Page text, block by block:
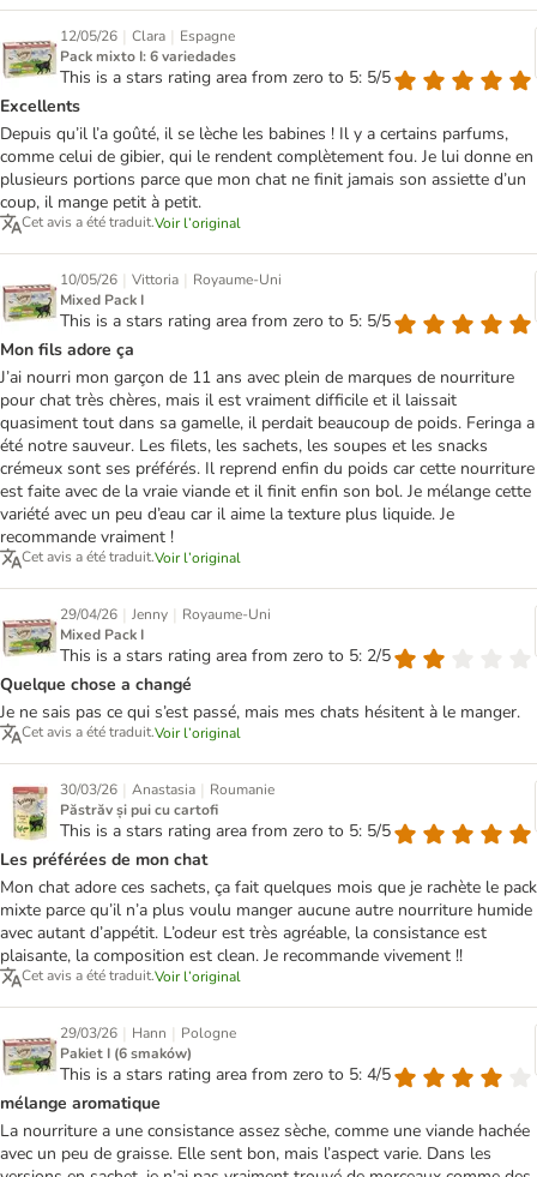
12/05/26 | Clara | Espagne
Pack mixto I: 6 variedades
This is a stars rating area from zero to 5: 5/5
Excellents
Depuis qu’il l’a goûté, il se lèche les babines ! Il y a certains parfums,
comme celui de gibier, qui le rendent complètement fou. Je lui donne en
plusieurs portions parce que mon chat ne finit jamais son assiette d’un
coup, il mange petit à petit.
Cet avis a été traduit.Voir l’original
10/05/26 | Vittoria | Royaume-Uni
Mixed Pack I
This is a stars rating area from zero to 5: 5/5
Mon fils adore ça
J’ai nourri mon garçon de 11 ans avec plein de marques de nourriture
pour chat très chères, mais il est vraiment difficile et il laissait
quasiment tout dans sa gamelle, il perdait beaucoup de poids. Feringa a
été notre sauveur. Les filets, les sachets, les soupes et les snacks
crémeux sont ses préférés. Il reprend enfin du poids car cette nourriture
est faite avec de la vraie viande et il finit enfin son bol. Je mélange cette
variété avec un peu d’eau car il aime la texture plus liquide. Je
recommande vraiment !
Cet avis a été traduit.Voir l’original
29/04/26 | Jenny | Royaume-Uni
Mixed Pack I
This is a stars rating area from zero to 5: 2/5
Quelque chose a changé
Je ne sais pas ce qui s’est passé, mais mes chats hésitent à le manger.
Cet avis a été traduit.Voir l’original
30/03/26 | Anastasia | Roumanie
Păstrăv și pui cu cartofi
This is a stars rating area from zero to 5: 5/5
Les préférées de mon chat
Mon chat adore ces sachets, ça fait quelques mois que je rachète le pack
mixte parce qu’il n’a plus voulu manger aucune autre nourriture humide
avec autant d’appétit. L’odeur est très agréable, la consistance est
plaisante, la composition est clean. Je recommande vivement !!
Cet avis a été traduit.Voir l’original
29/03/26 | Hann | Pologne
Pakiet I (6 smaków)
This is a stars rating area from zero to 5: 4/5
mélange aromatique
La nourriture a une consistance assez sèche, comme une viande hachée
avec un peu de graisse. Elle sent bon, mais l’aspect varie. Dans les